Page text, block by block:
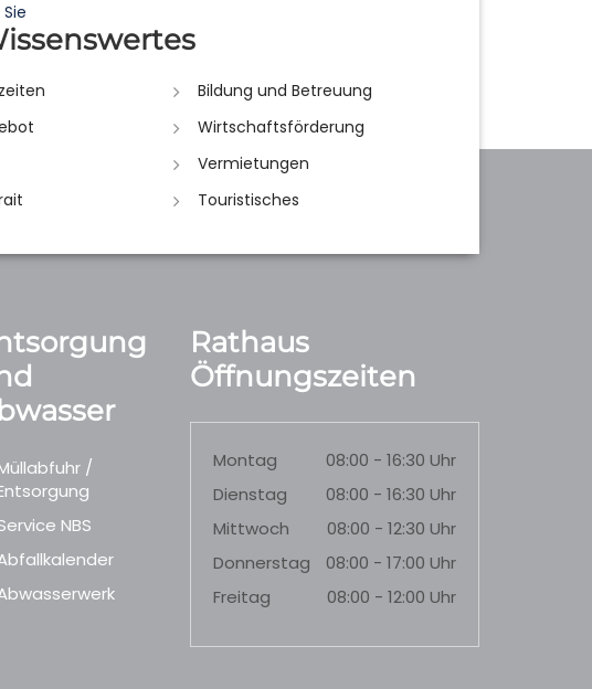
Bildung und Betreuung
Wirtschaftsförderung
Vermietungen
Touristisches
/
NBS
Rathaus
Öffnungszeiten
Montag
08:00 - 16:30 Uhr
Dienstag
08:00 - 16:30 Uhr
Mittwoch
08:00 - 12:30 Uhr
Donnerstag
08:00 - 17:00 Uhr
Freitag
08:00 - 12:00 Uhr